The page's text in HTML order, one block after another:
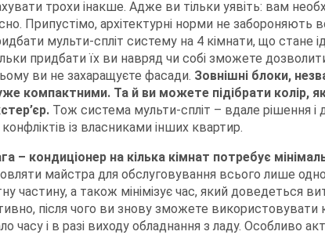
трохи інакше. Адже ви тільки уявіть: вам
Припустімо, архітектурні норми не забороняють
мульти-спліт систему на 4 кімнати, що стане
придбати їх ви навряд чи собі зможете
ви не захаращуєте фасади. Зовнішні блоки,
компактними. Та й ви можете підібрати колір,
Тож система мульти-спліт – вдале рішення і
із власниками інших квартир.
– кондиціонер на кілька кімнат потребує
майстра для обслуговування всього лише
частину, а також мінімізує час, який доведеться
після чого ви знову зможете використовувати
часу і в разі виходу обладнання з ладу. Особливо